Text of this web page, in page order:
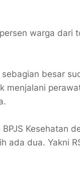
warga
besar
menjalani
Kesehatan
ada dua. Yakni